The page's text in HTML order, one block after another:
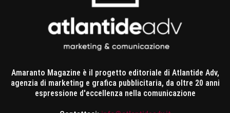
Amaranto Magazine è il progetto editoriale di Atlantide Adv,
agenzia di marketing e grafica pubblicitaria, da oltre 20 anni
espressione d'eccellenza nella comunicazione